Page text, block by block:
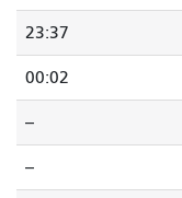
23:37
00:02
--
--